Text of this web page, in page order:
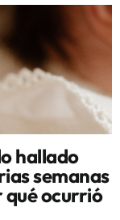
hallado
semanas
qué ocurrió